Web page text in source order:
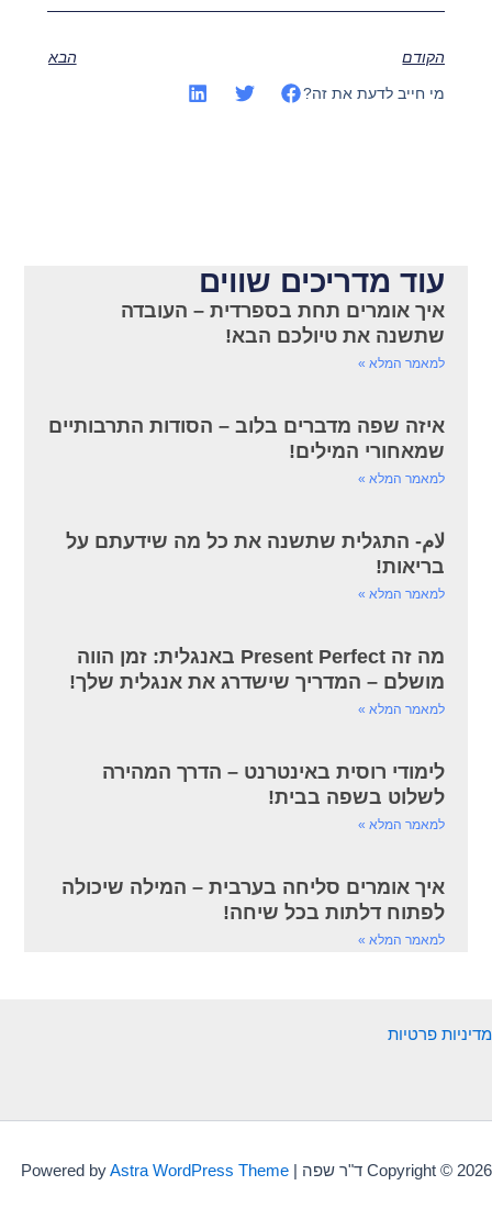
הקודם הבא
מי חייב לדעת את זה?
עוד מדריכים שווים
איך אומרים תחת בספרדית – העובדה
שתשנה את טיולכם הבא!
למאמר המלא »
איזה שפה מדברים בלוב – הסודות התרבותיים
שמאחורי המילים!
למאמר המלא »
لام- התגלית שתשנה את כל מה שידעתם על
בריאות!
למאמר המלא »
מה זה Present Perfect באנגלית: זמן הווה
מושלם – המדריך שישדרג את אנגלית שלך!
למאמר המלא »
לימודי רוסית באינטרנט – הדרך המהירה
לשלוט בשפה בבית!
למאמר המלא »
איך אומרים סליחה בערבית – המילה שיכולה
לפתוח דלתות בכל שיחה!
למאמר המלא »
מדיניות פרטיות
Copyright © 2026 ד"ר שפה | Powered by Astra WordPress Theme